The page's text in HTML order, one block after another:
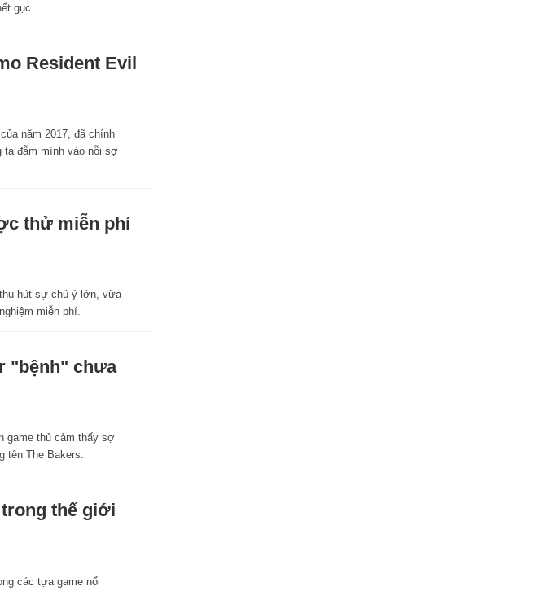
gục.
Resident Evil
năm 2017, đã chính
ta đẫm mình vào nỗi sợ
thử miễn phí
hút sự chú ý lớn, vừa
miễn phí.
"bệnh" chưa
game thủ cảm thấy sợ
tên The Bakers.
thế giới
các tựa game nổi